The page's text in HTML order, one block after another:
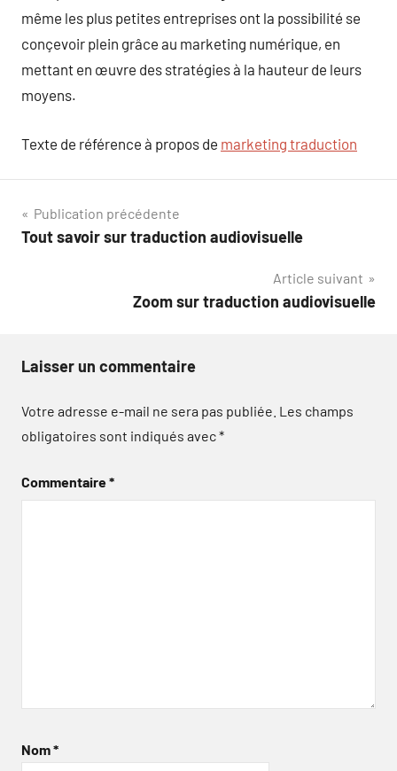
même les plus petites entreprises ont la possibilité se
conçevoir plein grâce au marketing numérique, en
mettant en œuvre des stratégies à la hauteur de leurs
moyens.
Texte de référence à propos de marketing traduction
Navigation
de
Publication précédente
Tout savoir sur traduction audiovisuelle
Article suivant
Zoom sur traduction audiovisuelle
Laisser un commentaire
Votre adresse e-mail ne sera pas publiée. Les champs
obligatoires sont indiqués avec*
Commentaire*
Nom*